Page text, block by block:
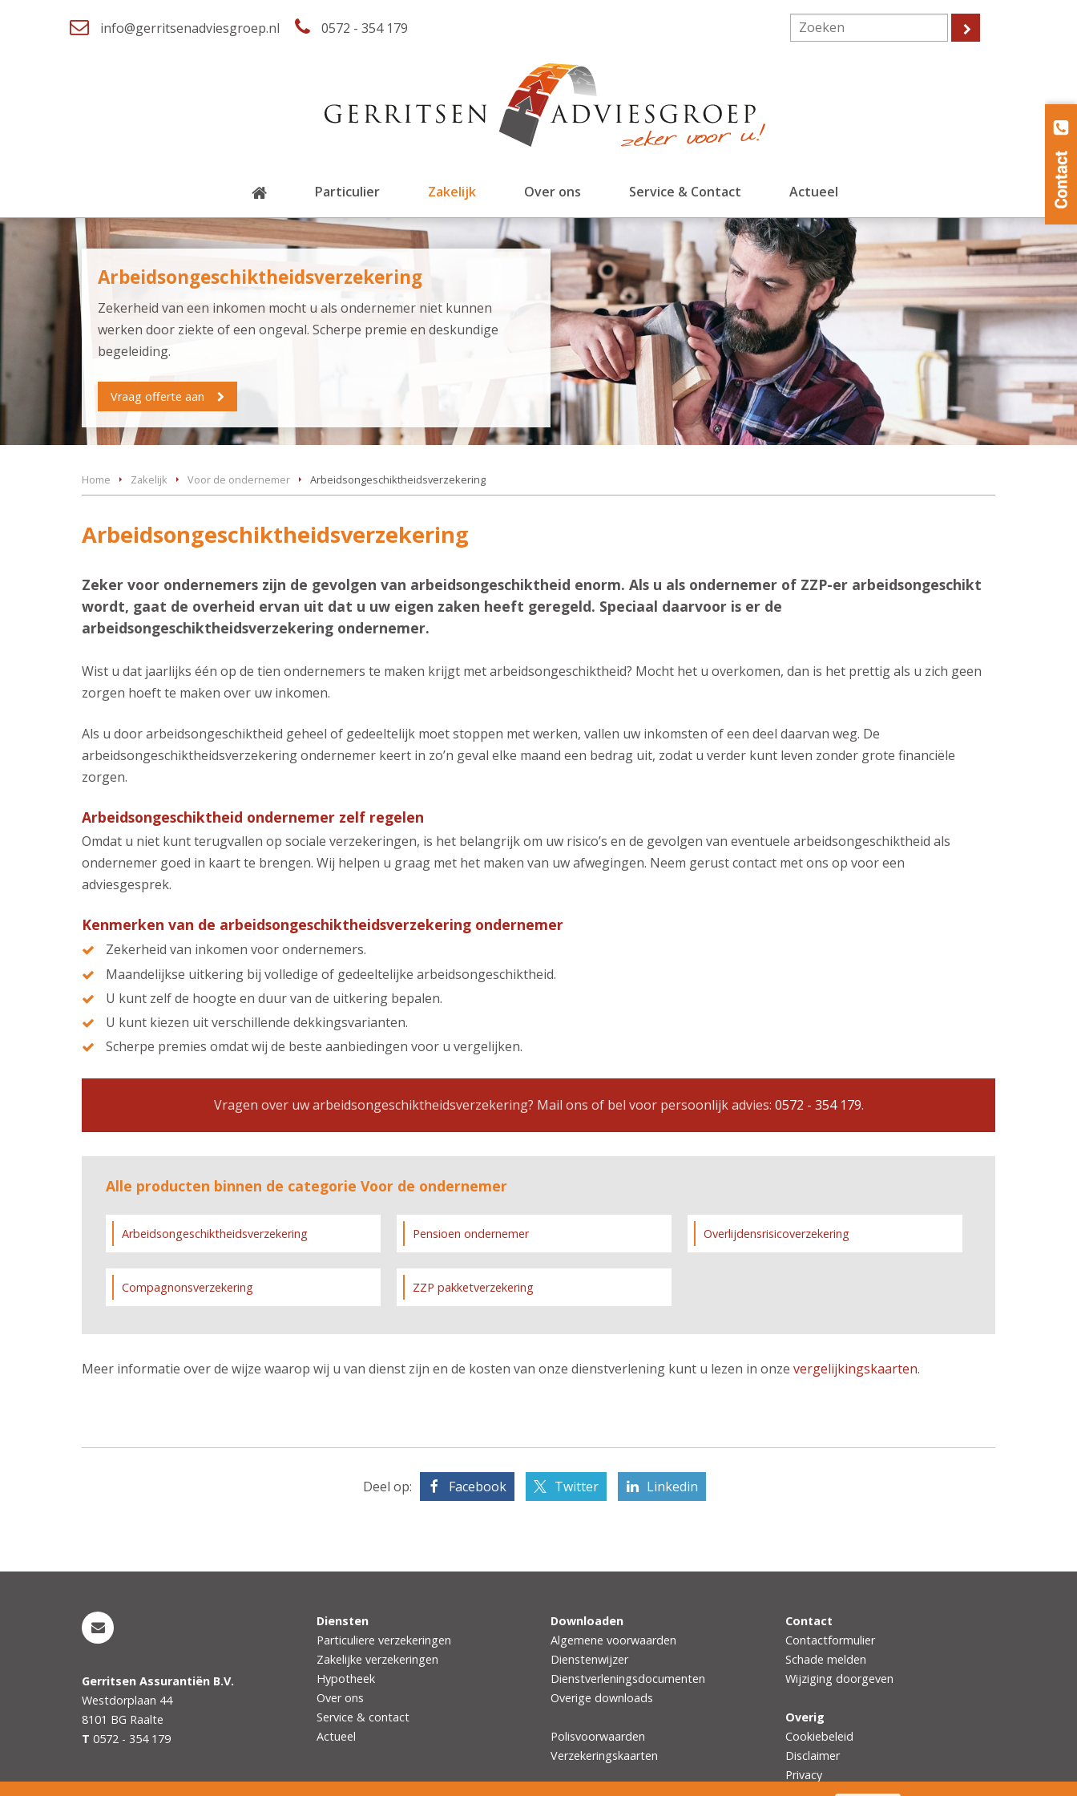
info@gerritsenadviesgroep.nl 0572 - 354 179
Particulier Zakelijk Over ons Service & Contact Actueel
Arbeidsongeschiktheidsverzekering
Zekerheid van een inkomen mocht u als ondernemer niet kunnen
werken door ziekte of een ongeval. Scherpe premie en deskundige
begeleiding.
Vraag offerte aan
Home Zakelijk Voor de ondernemer Arbeidsongeschiktheidsverzekering
Arbeidsongeschiktheidsverzekering
Zeker voor ondernemers zijn de gevolgen van arbeidsongeschiktheid enorm. Als u als ondernemer of ZZP-er arbeidsongeschikt
wordt, gaat de overheid ervan uit dat u uw eigen zaken heeft geregeld. Speciaal daarvoor is er de
arbeidsongeschiktheidsverzekering ondernemer.
Wist u dat jaarlijks één op de tien ondernemers te maken krijgt met arbeidsongeschiktheid? Mocht het u overkomen, dan is het prettig als u zich geen
zorgen hoeft te maken over uw inkomen.
Als u door arbeidsongeschiktheid geheel of gedeeltelijk moet stoppen met werken, vallen uw inkomsten of een deel daarvan weg. De
arbeidsongeschiktheidsverzekering ondernemer keert in zo’n geval elke maand een bedrag uit, zodat u verder kunt leven zonder grote financiële
zorgen.
Arbeidsongeschiktheid ondernemer zelf regelen
Omdat u niet kunt terugvallen op sociale verzekeringen, is het belangrijk om uw risico’s en de gevolgen van eventuele arbeidsongeschiktheid als
ondernemer goed in kaart te brengen. Wij helpen u graag met het maken van uw afwegingen. Neem gerust contact met ons op voor een
adviesgesprek.
Kenmerken van de arbeidsongeschiktheidsverzekering ondernemer
Zekerheid van inkomen voor ondernemers.
Maandelijkse uitkering bij volledige of gedeeltelijke arbeidsongeschiktheid.
U kunt zelf de hoogte en duur van de uitkering bepalen.
U kunt kiezen uit verschillende dekkingsvarianten.
Scherpe premies omdat wij de beste aanbiedingen voor u vergelijken.
Vragen over uw arbeidsongeschiktheidsverzekering? Mail ons of bel voor persoonlijk advies: 0572 - 354 179.
Alle producten binnen de categorie Voor de ondernemer
Arbeidsongeschiktheidsverzekering Pensioen ondernemer Overlijdensrisicoverzekering
Compagnonsverzekering ZZP pakketverzekering
Meer informatie over de wijze waarop wij u van dienst zijn en de kosten van onze dienstverlening kunt u lezen in onze vergelijkingskaarten.
Deel op: Facebook Twitter Linkedin
Gerritsen Assurantiën B.V.
Westdorplaan 44
8101 BG Raalte
T 0572 - 354 179
Diensten
Particuliere verzekeringen
Zakelijke verzekeringen
Hypotheek
Over ons
Service & contact
Actueel
Downloaden
Algemene voorwaarden
Dienstenwijzer
Dienstverleningsdocumenten
Overige downloads
Polisvoorwaarden
Verzekeringskaarten
Contact
Contactformulier
Schade melden
Wijziging doorgeven
Overig
Cookiebeleid
Disclaimer
Privacy